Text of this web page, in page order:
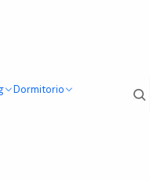
Dormitorio